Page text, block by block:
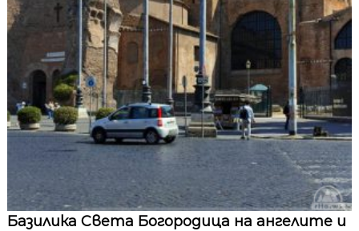
Базилика Света Богородица на ангелите и